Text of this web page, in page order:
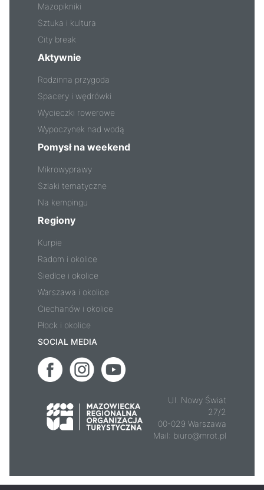
Mazopikniki
Sztuka i kultura
City break
Aktywnie
Rodzinna przygoda
Spacery i wędrówki
Wycieczki rowerowe
Wypoczynek nad wodą
Pomysł na weekend
Mikrowyprawy
Szlaki tematyczne
Na kempingu
Regiony
Kurpie
Radom i okolice
Siedlce i okolice
Warszawa i okolice
Ciechanów i okolice
Płock i okolice
SOCIAL MEDIA
Ul. Nowy Świat
27/2
00-029 Warszawa
Mail: biuro@mrot.pl